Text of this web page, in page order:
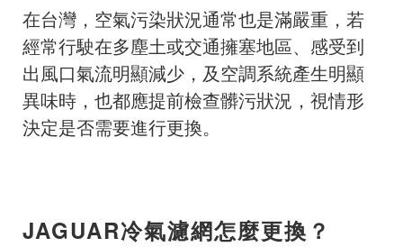
在台灣，空氣污染狀況通常也是滿嚴重，若
經常行駛在多塵土或交通擁塞地區、感受到
出風口氣流明顯減少，及空調系統產生明顯
異味時，也都應提前檢查髒污狀況，視情形
決定是否需要進行更換。
JAGUAR冷氣濾網怎麼更換？